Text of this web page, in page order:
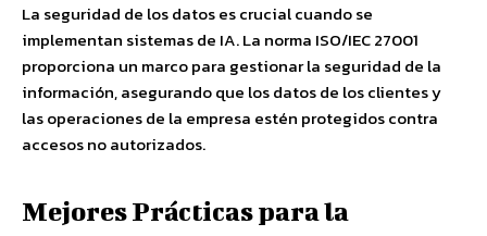
La seguridad de los datos es crucial cuando se
implementan sistemas de IA. La norma ISO/IEC 27001
proporciona un marco para gestionar la seguridad de la
información, asegurando que los datos de los clientes y
las operaciones de la empresa estén protegidos contra
accesos no autorizados.
Mejores Prácticas para la